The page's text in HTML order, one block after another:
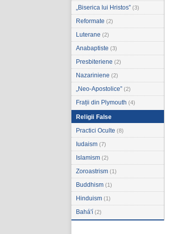
„Biserica lui Hristos” (3)
Reformate (2)
Luterane (2)
Anabaptiste (3)
Presbiteriene (2)
Nazariniene (2)
„Neo-Apostolice” (2)
Frații din Plymouth (4)
Religii False
Practici Oculte (8)
Iudaism (7)
Islamism (2)
Zoroastrism (1)
Buddhism (1)
Hinduism (1)
Bahá'í (2)